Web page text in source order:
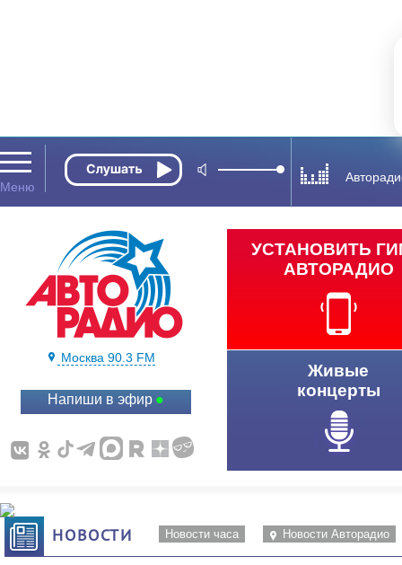
Москва 90.3 FM
Напиши в эфир
УСТАНОВИТЬ
АВТОРАДИО
Живые
концерты
НОВОСТИ Новости часа Новости Авторадио